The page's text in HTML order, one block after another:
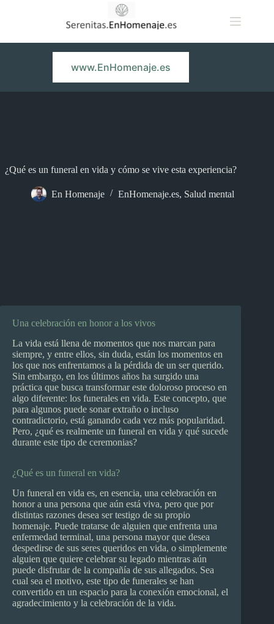
www.EnHomenaje.es
¿Qué es un funeral en vida y cómo se vive esta experiencia?
En Homenaje EnHomenaje.es, Salud mental
Una celebración en honor a los vivos
La vida está llena de momentos que nos marcan para
siempre, y entre ellos, sin duda, están los momentos en
los que nos enfrentamos a la pérdida de un ser querido.
Sin embargo, en los últimos años ha surgido una
práctica que busca transformar este doloroso proceso en
algo diferente: los funerales en vida. Este concepto, que
para algunos puede sonar extraño o incluso
contradictorio, está ganando cada vez más popularidad.
Pero, ¿qué es realmente un funeral en vida y qué sucede
durante este tipo de ceremonias?
¿Qué es un funeral en vida?
Un funeral en vida es, en esencia, una celebración en
honor a una persona que aún está viva, pero que por
distintas razones desea ser testigo de su propio
homenaje. Puede tratarse de alguien que enfrenta una
enfermedad terminal, una persona mayor que desea
despedirse de sus seres queridos en vida, o simplemente
alguien que quiere celebrar su legado mientras aún
puede disfrutar de la compañía de sus allegados. Sea
cual sea el motivo, este tipo de funerales se han
convertido en un espacio para la conexión emocional, el
agradecimiento y la celebración de la vida.